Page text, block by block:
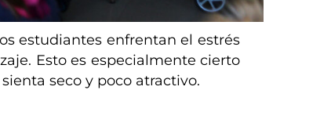
estudiantes enfrentan el estrés
Esto es especialmente cierto
seco y poco atractivo.